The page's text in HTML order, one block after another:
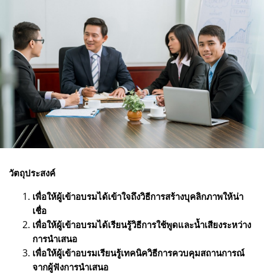
วัตถุประสงค์
เพื่อให้ผู้เข้าอบรมได้เข้าใจถึงวิธีการสร้างบุคลิกภาพให้น่า
เชื่อ
เพื่อให้ผู้เข้าอบรมได้เรียนรู้วิธีการใช้พูดและน้ำเสียงระหว่าง
การนำเสนอ
เพื่อให้ผู้เข้าอบรมเรียนรู้เทคนิควิธีการควบคุมสถานการณ์
จากผู้ฟังการนำเสนอ